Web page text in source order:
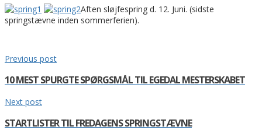
Aften sløjfespring d. 12. Juni. (sidste
springstævne inden sommerferien).
Previous post
10 MEST SPURGTE SPØRGSMÅL TIL EGEDAL MESTERSKABET
Next post
STARTLISTER TIL FREDAGENS SPRINGSTÆVNE